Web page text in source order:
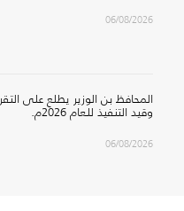
06/08/2026
المحافظ بن الوزير يطلع على
وقيد التنفيذ للعام 2026م.
06/08/2026